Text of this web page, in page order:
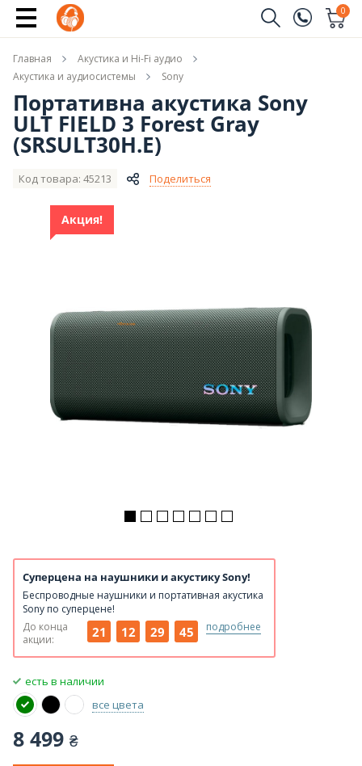
(096)
(044)
0
Имя
Телефон
Главная
Акустика и Hi-Fi аудио
Акустика и аудиосистемы
Sony
Портативна акустика Sony
ULT FIELD 3 Forest Gray
(SRSULT30H.E)
Код товара: 45213 Поделиться
Акция!
Суперцена на наушники и акустику Sony!
Беспроводные наушники и портативная акустика
Sony по суперцене!
До конца
акции:
21 12 29 45 подробнее
есть в наличии
все цвета
8 499 ₴
Купить